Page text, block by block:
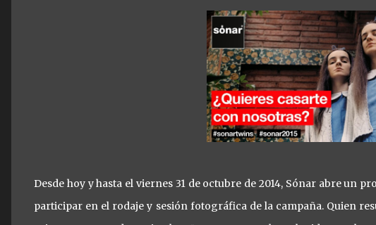
Desde hoy y hasta el viernes 31 de octubre de 2014, Sónar abre un
participar en el rodaje y sesión fotográfica de la campaña. Quien